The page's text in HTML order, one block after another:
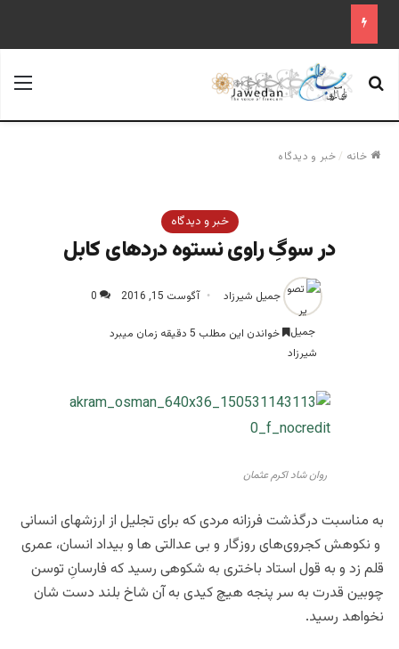
جستجو برای
خانه /خبر و دیدگاه
خبر و دیدگاه
در سوگِ راوی نستوه دردهای کابل
جمیل شیرزاد آگوست 15, 2016 0
خواندن این مطلب 5 دقیقه زمان میبرد
روان شاد اکرم عثمان
به مناسبت درگذشت فرزانه مردی که برای تجلیل از ارزشهای انسانی
و نکوهش کجروی‌های روزگار و بی عدالتی ها و بیداد انسان، عمری
قلم زد و به قول استاد باختری به شکوهی رسید که فارسانِ توسن
چوبین قدرت به سر پنجه هیچ کیدی به آن شاخ بلند دست شان
نخواهد رسید.